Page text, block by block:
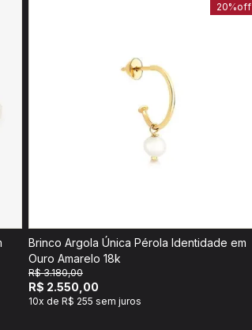
20%off
Brinco Argola Única Pérola Identidade em
Ouro Amarelo 18k
R$ 3.180,00
R$ 2.550,00
10x de R$ 255 sem juros